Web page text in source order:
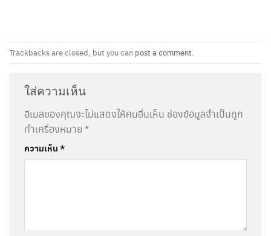
Trackbacks are closed, but you can post a comment
ใส่ความเห็น
อีเมลของคุณจะไม่แสดงให้คนอื่นเห็น ช่องข้อมูลจำเป็นถูก
ทำเครื่องหมาย *
ความเห็น*